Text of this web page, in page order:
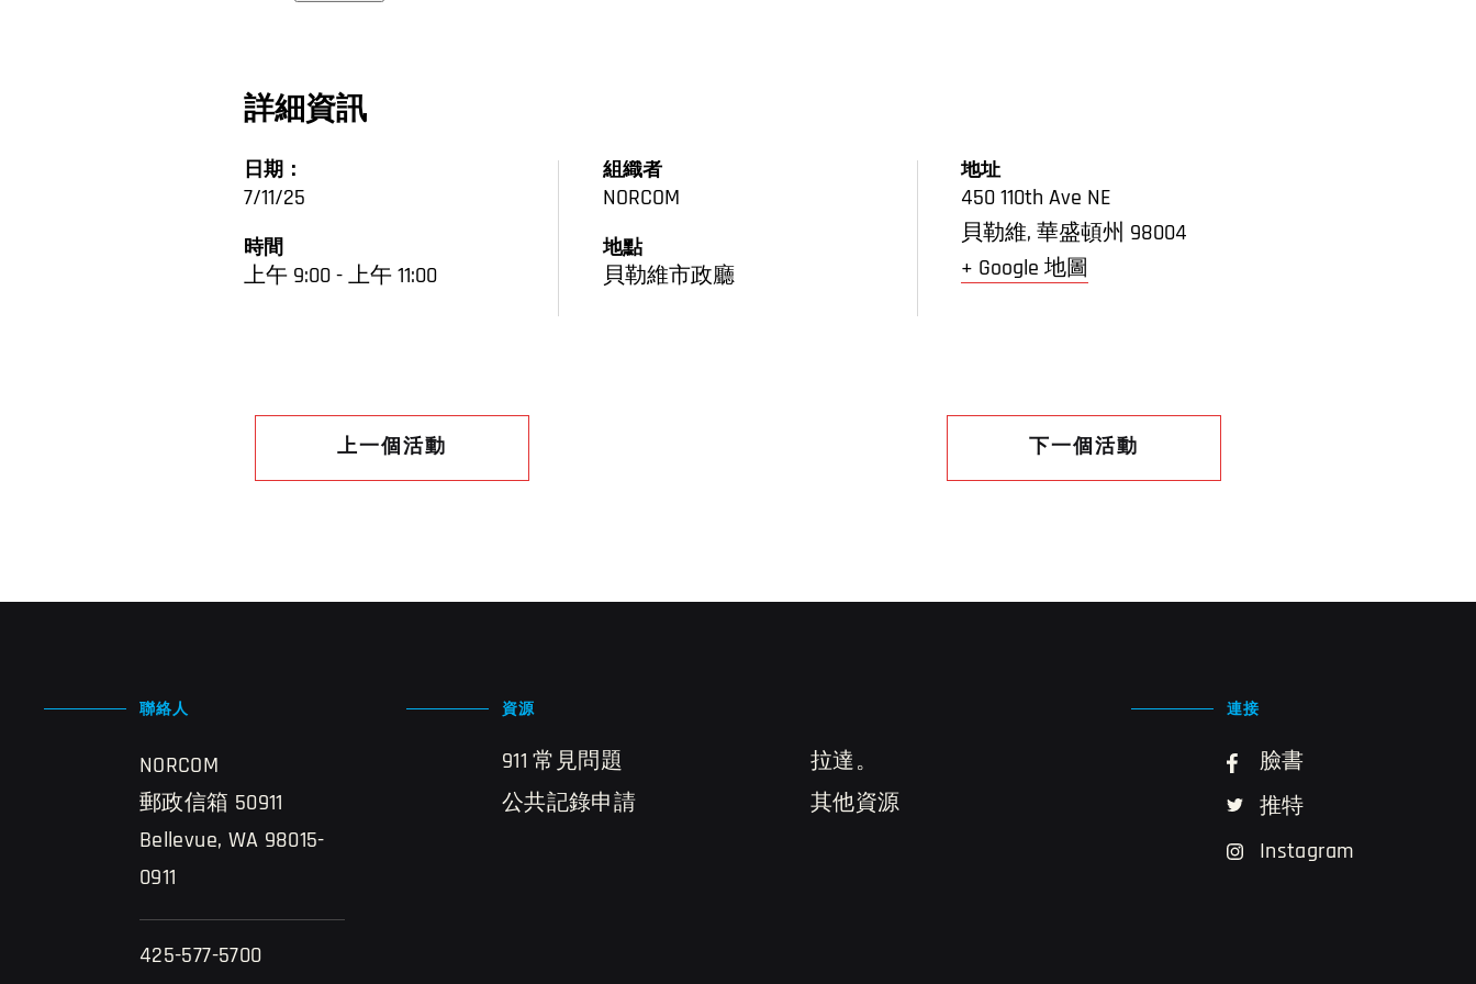
詳細資訊
日期：
7/11/25
時間
上午 9:00 - 上午 11:00
組織者
NORCOM
地點
貝勒維市政廳
地址
450 110th Ave NE
貝勒維, 華盛頓州 98004
+ Google 地圖
上一個活動 下一個活動
聯絡人
NORCOM
郵政信箱 50911
Bellevue, WA 98015-
0911
425-577-5700
資源
911 常見問題
公共記錄申請
拉達。
其他資源
連接
臉書
推特
Instagram